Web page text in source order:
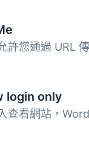
login only